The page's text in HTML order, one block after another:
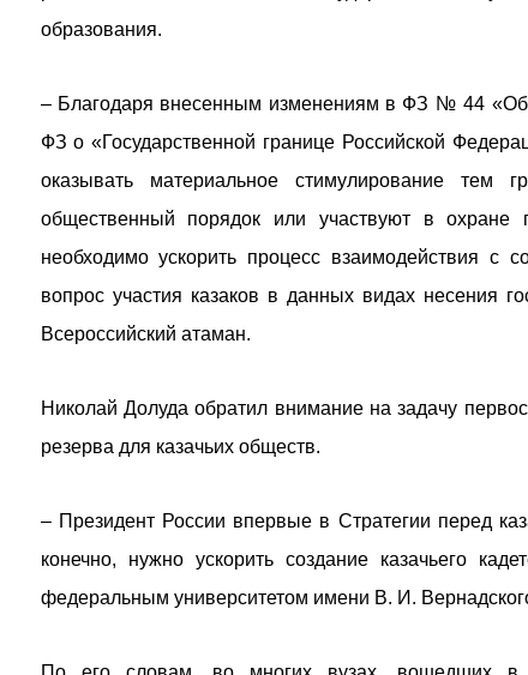
образования.
– Благодаря внесенным изменениям в ФЗ № 44 «Об
ФЗ о «Государственной границе Российской
оказывать материальное стимулирование тем
общественный порядок или участвуют в охране
необходимо ускорить процесс взаимодействия с
вопрос участия казаков в данных видах несения
Всероссийский атаман.
Николай Долуда обратил внимание на задачу
резерва для казачьих обществ.
– Президент России впервые в Стратегии перед
конечно, нужно ускорить создание казачьего
федеральным университетом имени В. И.